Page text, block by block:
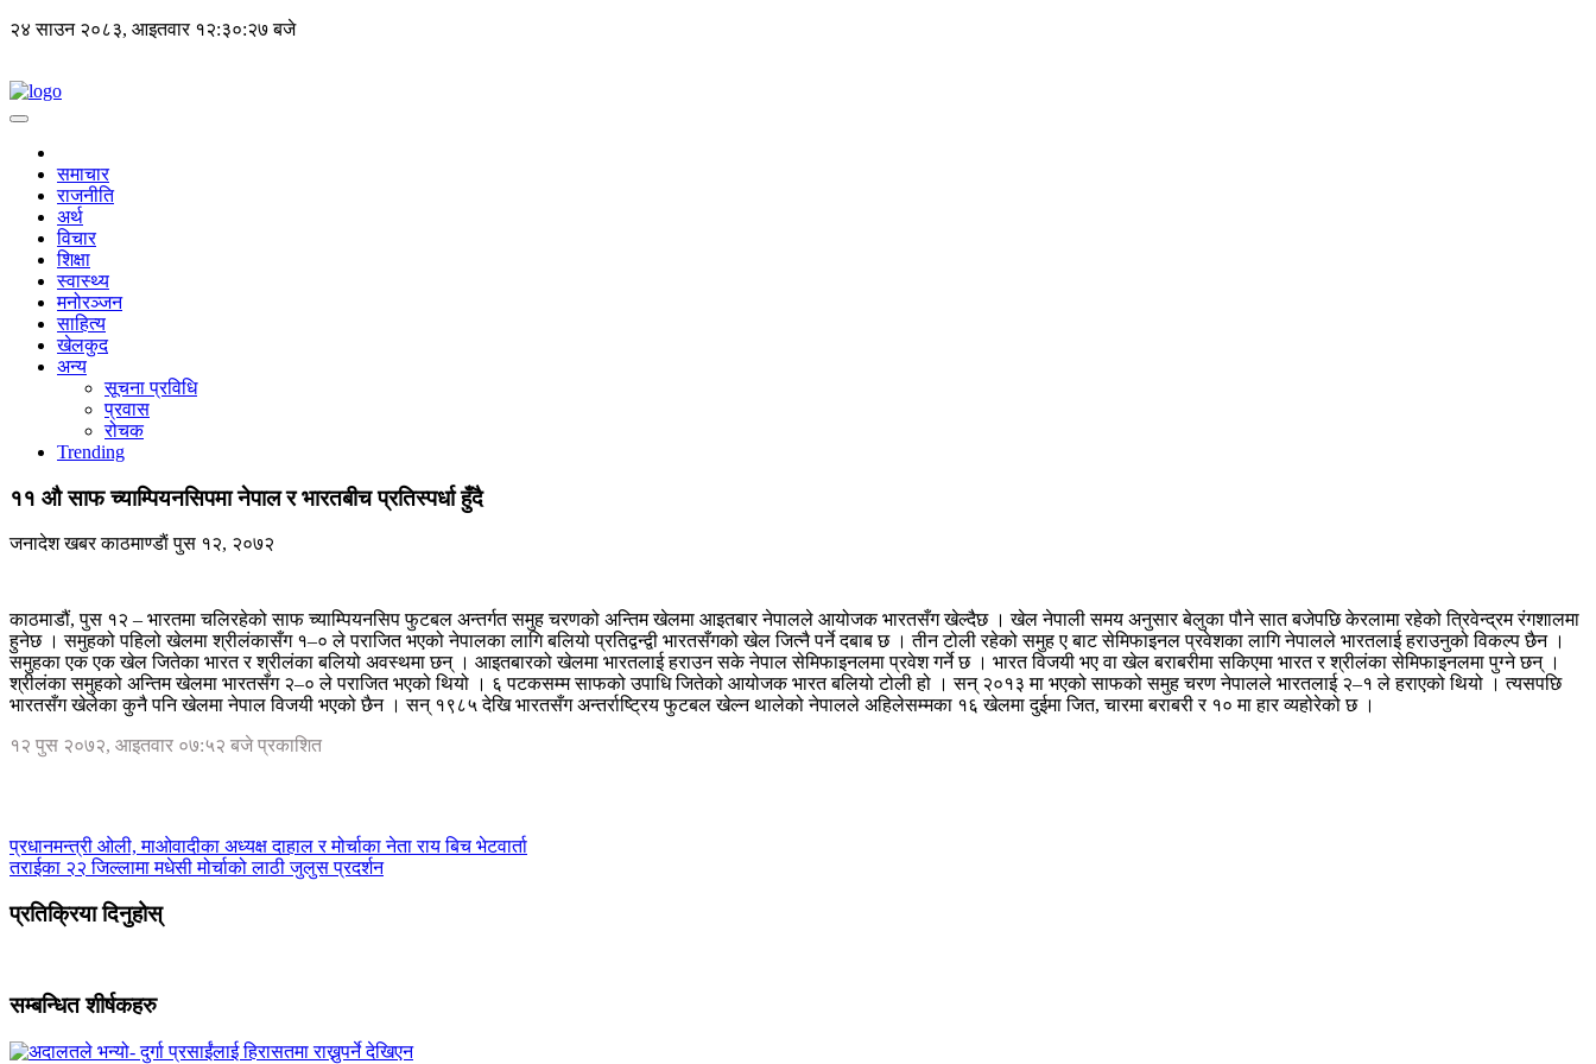
२४ साउन २०८३, आइतवार १२:३०:२७ बजे
समाचार
राजनीति
अर्थ
विचार
शिक्षा
स्वास्थ्य
मनोरञ्जन
साहित्य
खेलकुद
अन्य
सूचना प्रविधि
प्रवास
रोचक
Trending
११ औ साफ च्याम्पियनसिपमा नेपाल र भारतबीच प्रतिस्पर्धा हुँदै
जनादेश खबरकाठमाण्डाैंपुस १२, २०७२
काठमाडौं, पुस १२ – भारतमा चलिरहेको साफ च्याम्पियनसिप फुटबल अन्तर्गत समुह चरणको अन्तिम खेलमा आइतबार नेपालले आयोजक भारतसँग खेल्दैछ । खेल नेपाली समय अनुसार बेलुका पौने सात बजेपछि केरलामा रहेको त्रिवेन्द्रम रंगशालमा
हुनेछ । समुहको पहिलो खेलमा श्रीलंकासँग १–० ले पराजित भएको नेपालका लागि बलियो प्रतिद्वन्द्वी भारतसँगको खेल जित्नै पर्ने दबाब छ । तीन टोली रहेको समुह ए बाट सेमिफाइनल प्रवेशका लागि नेपालले भारतलाई हराउनुको विकल्प छैन ।
समुहका एक एक खेल जितेका भारत र श्रीलंका बलियो अवस्थमा छन् । आइतबारको खेलमा भारतलाई हराउन सके नेपाल सेमिफाइनलमा प्रवेश गर्ने छ । भारत विजयी भए वा खेल बराबरीमा सकिएमा भारत र श्रीलंका सेमिफाइनलमा पुग्ने छन् ।
श्रीलंका समुहको अन्तिम खेलमा भारतसँग २–० ले पराजित भएको थियो । ६ पटकसम्म साफको उपाधि जितेको आयोजक भारत बलियो टोली हो । सन् २०१३ मा भएको साफको समुह चरण नेपालले भारतलाई २–१ ले हराएको थियो । त्यसपछि
भारतसँग खेलेका कुनै पनि खेलमा नेपाल विजयी भएको छैन । सन् १९८५ देखि भारतसँग अन्तर्राष्ट्रिय फुटबल खेल्न थालेको नेपालले अहिलेसम्मका १६ खेलमा दुईमा जित, चारमा बराबरी र १० मा हार व्यहोरेको छ ।
१२ पुस २०७२, आइतवार ०७:५२ बजे प्रकाशित
प्रधानमन्त्री ओली, माओवादीका अध्यक्ष दाहाल र मोर्चाका नेता राय बिच भेटवार्ता
तराईका २२ जिल्लामा मधेसी मोर्चाको लाठी जुलुस प्रदर्शन
प्रतिक्रिया दिनुहोस्
सम्बन्धित शीर्षकहरु